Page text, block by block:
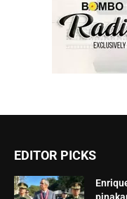
EDITOR PICKS